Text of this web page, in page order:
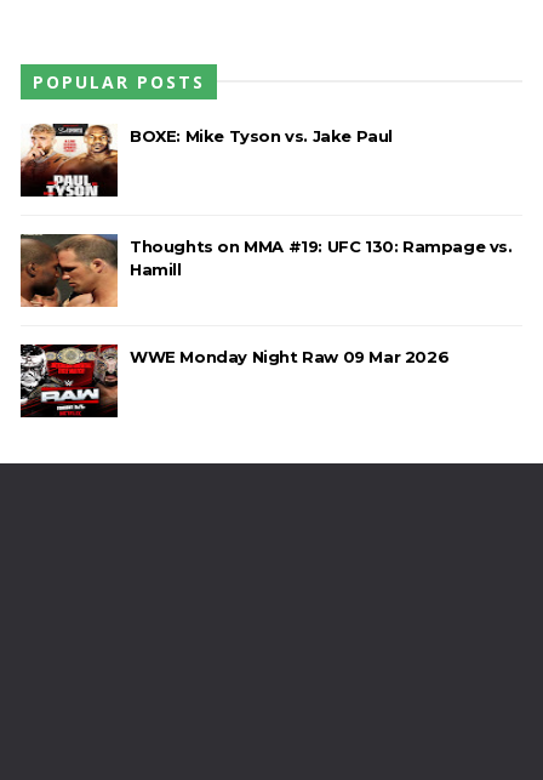
POPULAR POSTS
BOXE: Mike Tyson vs. Jake Paul
Thoughts on MMA #19: UFC 130: Rampage vs.
Hamill
WWE Monday Night Raw 09 Mar 2026